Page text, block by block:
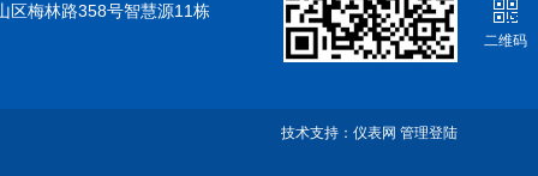
区梅林路358号智慧源11栋
技术支持： 仪表网 管理登陆
二维码